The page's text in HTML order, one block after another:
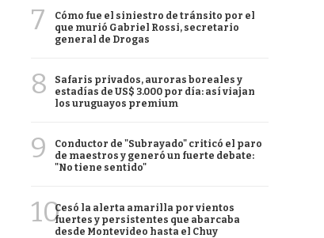
7
Cómo fue el siniestro de tránsito por el
que murió Gabriel Rossi, secretario
general de Drogas
8
Safaris privados, auroras boreales y
estadías de US$ 3.000 por día: así viajan
los uruguayos premium
9
Conductor de "Subrayado" criticó el paro
de maestros y generó un fuerte debate:
"No tiene sentido"
10Cesó la alerta amarilla por vientos
fuertes y persistentes que abarcaba
desde Montevideo hasta el Chuy